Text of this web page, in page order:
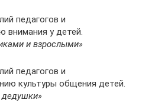
педагогов и
внимания у детей.
и взрослыми»
педагогов и
культуры общения детей.